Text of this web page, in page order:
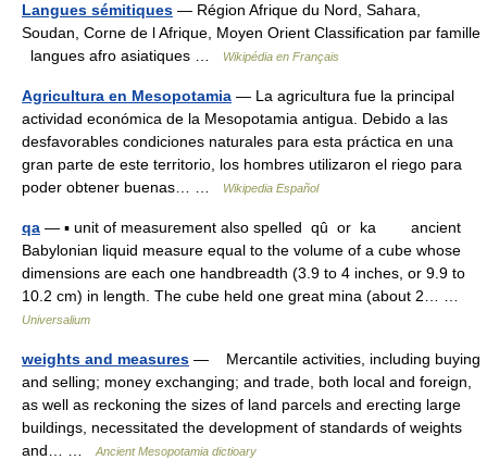
Langues sémitiques — Région Afrique du Nord, Sahara,
Soudan, Corne de l Afrique, Moyen Orient Classification par famille
langues afro asiatiques …
Wikipédia en Français
Agricultura en Mesopotamia — La agricultura fue la principal
actividad económica de la Mesopotamia antigua. Debido a las
desfavorables condiciones naturales para esta práctica en una
gran parte de este territorio, los hombres utilizaron el riego para
poder obtener buenas… …
Wikipedia Español
qa — ▪ unit of measurement also spelled qû or ka ancient
Babylonian liquid measure equal to the volume of a cube whose
dimensions are each one handbreadth (3.9 to 4 inches, or 9.9 to
10.2 cm) in length. The cube held one great mina (about 2… …
Universalium
weights and measures — Mercantile activities, including buying
and selling; money exchanging; and trade, both local and foreign,
as well as reckoning the sizes of land parcels and erecting large
buildings, necessitated the development of standards of weights
and… …
Ancient Mesopotamia dictioary